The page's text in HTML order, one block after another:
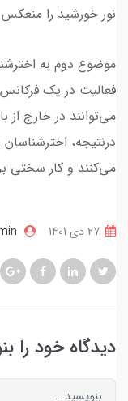
نور خورشید را منعکس
موضوع دوم به
فعالیت در یک
می‌توانند در خارج از
در‌نتیجه،
می‌کنند و کار سختی
دیدگاه خود را